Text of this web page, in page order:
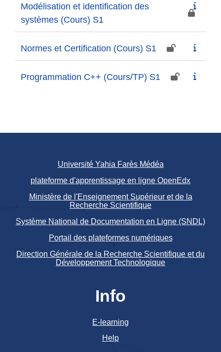
Modélisation et identification des
systèmes (Cours) S1
Normes et Certification (Cours) S1
Programmation C++ (Cours/TP) S1
Université Yahia Farès Médéa
plateforme d'apprentissage en ligne OpenEdx
Ministère de l'Enseignement Supérieur et de la
Recherche Scientifique
Système National de Documentation en Ligne (SNDL)
Portail des plateformes numériques
Direction Générale de la Recherche Scientifique et du
Développement Technologique
Info
E-learning
Help